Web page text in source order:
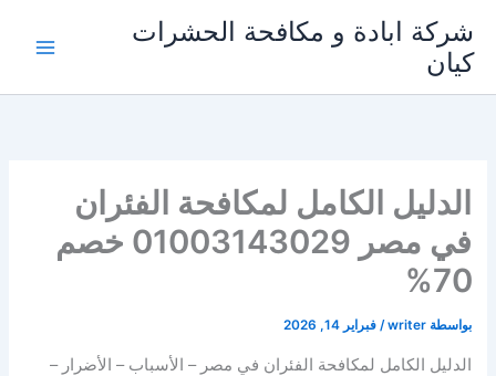
المحتوى
شركة ابادة و مكافحة الحشرات
كيان
الدليل الكامل لمكافحة الفئران
في مصر 01003143029 خصم
70%
بواسطة writer
/فبراير 14, 2026
الدليل الكامل لمكافحة الفئران في مصر – الأسباب – الأضرار –